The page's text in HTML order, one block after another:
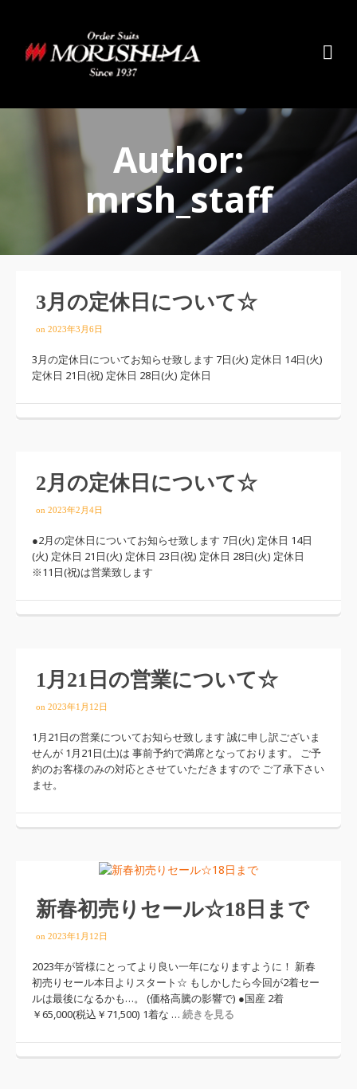
Author:
mrsh_staff
3月の定休日について☆
on 2023年3月6日
3月の定休日についてお知らせ致します 7日(火) 定休日 14日(火)
定休日 21日(祝) 定休日 28日(火) 定休日
2月の定休日について☆
on 2023年2月4日
●2月の定休日についてお知らせ致します 7日(火) 定休日 14日
(火) 定休日 21日(火) 定休日 23日(祝) 定休日 28日(火) 定休日
※11日(祝)は営業致します
1月21日の営業について☆
on 2023年1月12日
1月21日の営業についてお知らせ致します 誠に申し訳ございま
せんが 1月21日(土)は 事前予約で満席となっております。 ご予
約のお客様のみの対応とさせていただきますので ご了承下さい
ませ。
新春初売りセール☆18日まで
on 2023年1月12日
2023年が皆様にとってより良い一年になりますように！ 新春
初売りセール本日よりスタート☆ もしかしたら今回が2着セー
ルは最後になるかも…。 (価格高騰の影響で) ●国産 2着
￥65,000(税込￥71,500) 1着な … 続きを見る